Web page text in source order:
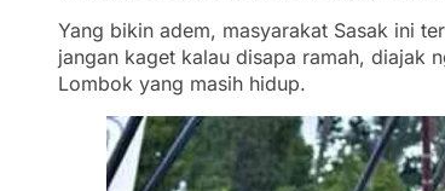
Yang bikin adem, masyarakat Sasak ini
jangan kaget kalau disapa ramah, diajak
Lombok yang masih hidup.